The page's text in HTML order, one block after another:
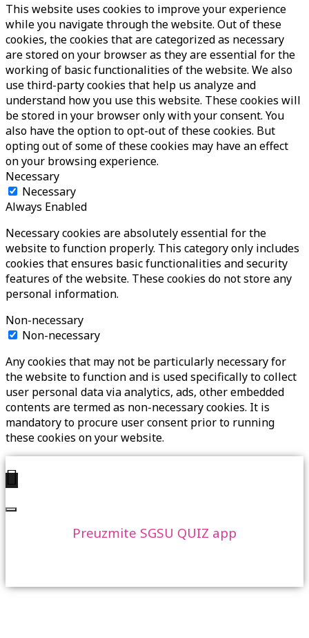
This website uses cookies to improve your experience
while you navigate through the website. Out of these
cookies, the cookies that are categorized as necessary
are stored on your browser as they are essential for the
working of basic functionalities of the website. We also
use third-party cookies that help us analyze and
understand how you use this website. These cookies will
be stored in your browser only with your consent. You
also have the option to opt-out of these cookies. But
opting out of some of these cookies may have an effect
on your browsing experience.
Necessary
Necessary
Always Enabled
Necessary cookies are absolutely essential for the
website to function properly. This category only includes
cookies that ensures basic functionalities and security
features of the website. These cookies do not store any
personal information.
Non-necessary
Non-necessary
Any cookies that may not be particularly necessary for
the website to function and is used specifically to collect
user personal data via analytics, ads, other embedded
contents are termed as non-necessary cookies. It is
mandatory to procure user consent prior to running
these cookies on your website.
Preuzmite SGSU QUIZ app